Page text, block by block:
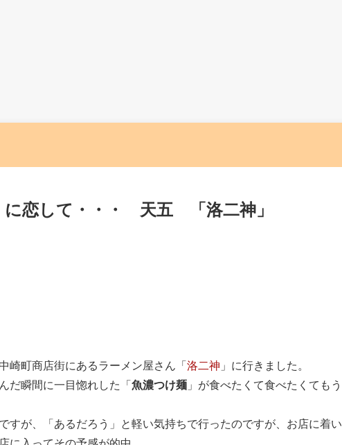
に恋して・・・ 天五 「洛二神」
崎町商店街にあるラーメン屋さん「 洛二神 」に行きました。
だ瞬間に一目惚れした「 魚濃つけ麺 」が食べたくて食べたくてもう
すが、「あるだろう」と軽い気持ちで行ったのですが、お店に着い